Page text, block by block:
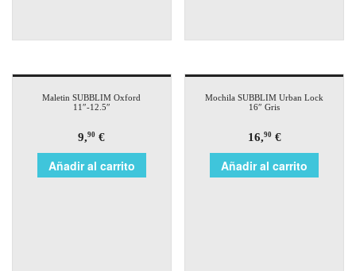
Maletin SUBBLIM Oxford
11″-12.5″
9,90 €
Añadir al carrito
Mochila SUBBLIM Urban Lock
16″ Gris
16,90€
Añadir al carrito